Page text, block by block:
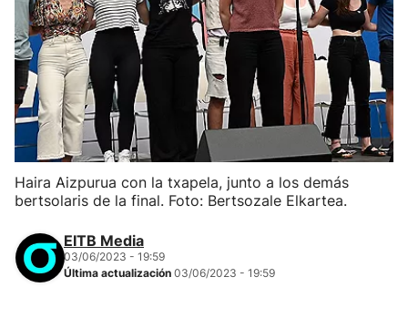
Haira Aizpurua con la txapela, junto a los demás
bertsolaris de la final. Foto: Bertsozale Elkartea.
EITB Media
03/06/2023 - 19:59
Última actualización 03/06/2023 - 19:59